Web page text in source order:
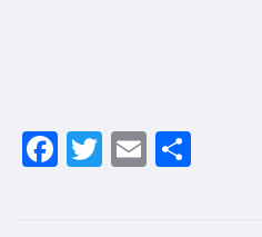
Facebook
Twitter
Email